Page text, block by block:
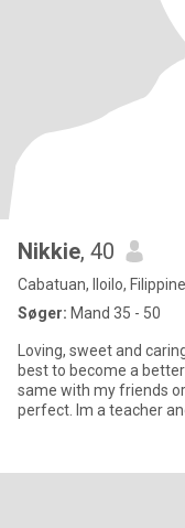
Nikkie, 40
Cabatuan, Iloilo,
Søger: Mand 35 - 50
Loving, sweet and
best to become a
same with my friends
perfect. Im a teacher